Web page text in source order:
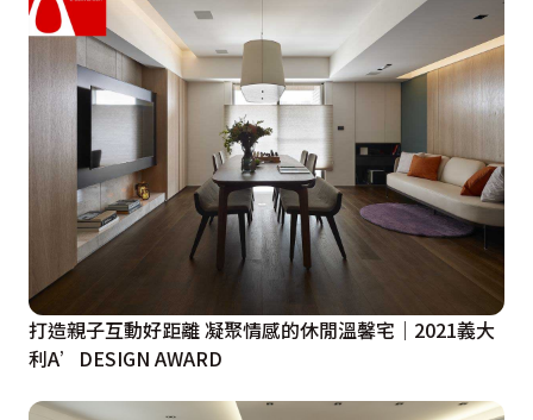
打造親子互動好距離 凝聚情感的休閒溫馨宅｜2021義大
利A’DESIGN AWARD